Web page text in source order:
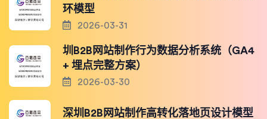
环模型
2026-03-31
圳B2B网站制作行为数据分析系统（GA4
+ 埋点完整方案）
2026-03-30
深圳B2B网站制作高转化落地页设计模型